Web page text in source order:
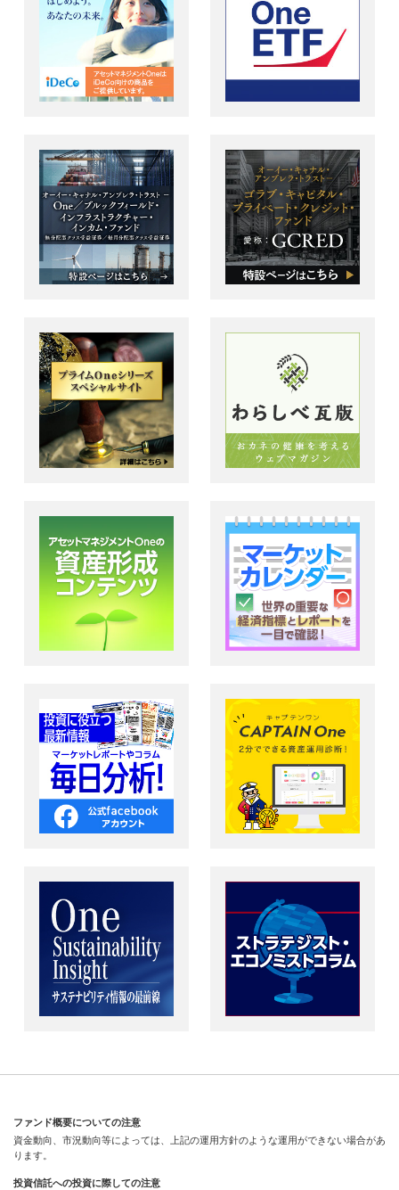
ファンド概要についての注意
資金動向、市況動向等によっては、上記の運用方針のような運用ができない場合があ
ります。
投資信託への投資に際しての注意